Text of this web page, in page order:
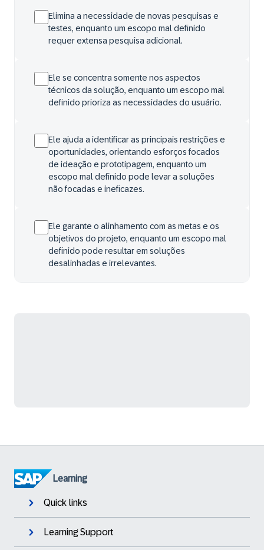
Elimina a necessidade de novas pesquisas e
testes, enquanto um escopo mal definido
requer extensa pesquisa adicional.
Ele se concentra somente nos aspectos
técnicos da solução, enquanto um escopo mal
definido prioriza as necessidades do usuário.
Ele ajuda a identificar as principais restrições e
oportunidades, orientando esforços focados
de ideação e prototipagem, enquanto um
escopo mal definido pode levar a soluções
não focadas e ineficazes.
Ele garante o alinhamento com as metas e os
objetivos do projeto, enquanto um escopo mal
definido pode resultar em soluções
desalinhadas e irrelevantes.
Learning
Quick links
Learning Support